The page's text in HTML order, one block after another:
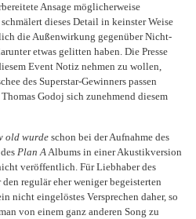
Ansage möglicherweise
dieses Detail in keinster Weise
die Außenwirkung gegenüber Nicht-
etwas gelitten haben. Die Presse
Event Notiz nehmen zu wollen,
des Superstar-Gewinners passen
Godoj sich zunehmend diesem
old wurdeschon bei der Aufnahme des
Plan A Albums in einer Akustikversion
veröffentlich. Für Liebhaber des
regulär eher weniger begeisterten
nicht eingelöstes Versprechen daher, so
von einem ganz anderen Song zu